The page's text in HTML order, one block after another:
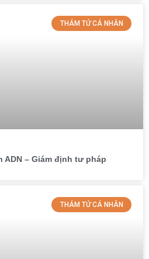
THÁM TỬ CÁ NHÂN
ADN – Giám định tư pháp
THÁM TỬ CÁ NHÂN